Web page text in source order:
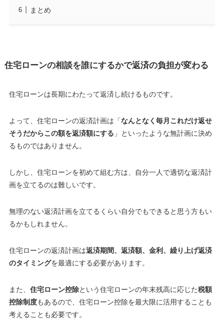
まとめ
住宅ローンの相談を誰にするかで返済の負担が変わる
住宅ローンは長期にわたって返済し続けるものです。
よって、住宅ローンの返済計画は「なんとなく毎月これだけ返せ
そうだからこの額を返済額にする 」といったような無計画に決め
るものではありません。
しかし、住宅ローンを初めて組む方は、自分一人で適切な返済計
画を立てるのは難しいです。
無理のない返済計画を立てるくらい自分でもできると思う方もい
るかもしれません。
住宅ローンの返済計画は返済期間、返済額、金利、繰り上げ返済
のタイミングを最適にする必要があります。
また、 住宅ローン控除という住宅ローンの年末残高に応じた税額
控除制度もあるので、住宅ローン控除を最大限に活用することも
考えることも必要です。